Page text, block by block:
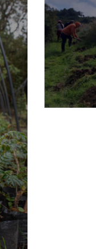
Nosotros
¿Qué
Noticias